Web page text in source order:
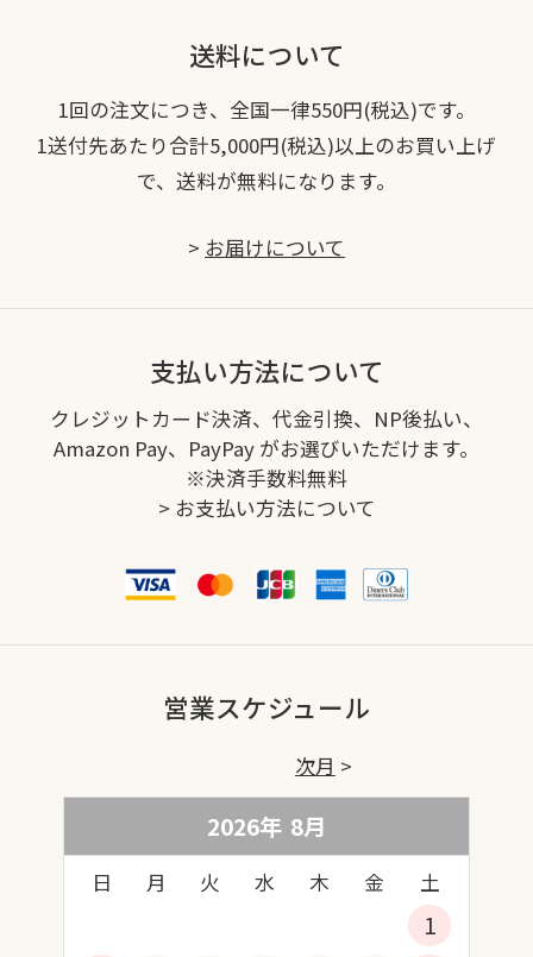
送料について
1回の注文につき、全国一律550円(税込)です。
1送付先あたり合計5,000円(税込)以上のお買い上げ
で、送料が無料になります。
> お届けについて
支払い方法について
クレジットカード決済、代金引換、NP後払い、
Amazon Pay、PayPay がお選びいただけます。
※決済手数料無料
> お支払い方法について
営業スケジュール
2026年 8月
日 月 火 水 木 金 土
1
次月